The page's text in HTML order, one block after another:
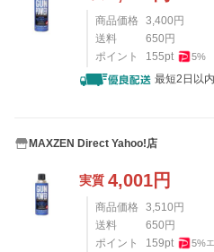
商品価格 3,400 円
送料
650 円
ポイント
155pt 5%
最短2日以
MAXZEN Direct Yahoo!店
実質 4,001円
商品価格 3,510 円
送料
650 円
ポイント
159pt 5%